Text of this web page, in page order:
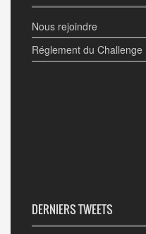
Nous rejoindre
Réglement du Challenge
DERNIERS TWEETS